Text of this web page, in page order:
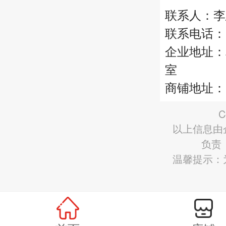
联系人：
联系电话
企业地址
室
商铺地址：
以上信息
负责
温馨提示